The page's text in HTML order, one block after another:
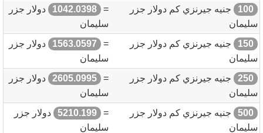
100
جنيه جيرنزي كم دولار جزر
سليمان
=
1042.0398
دولار جزر
سليمان
150
جنيه جيرنزي كم دولار جزر
سليمان
=
1563.0597
دولار جزر
سليمان
250
جنيه جيرنزي كم دولار جزر
سليمان
=
2605.0995
دولار جزر
سليمان
500
جنيه جيرنزي كم دولار جزر
سليمان
=
5210.199
دولار جزر
سليمان